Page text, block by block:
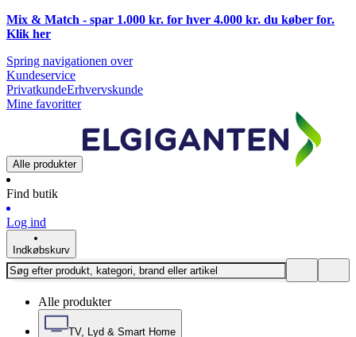
Mix & Match - spar 1.000 kr. for hver 4.000 kr. du køber for.
Klik her
Spring navigationen over
Kundeservice
PrivatkundeErhvervskunde
Mine favoritter
Alle produkter
Find butik
Log ind
Indkøbskurv
Alle produkter
TV, Lyd & Smart Home